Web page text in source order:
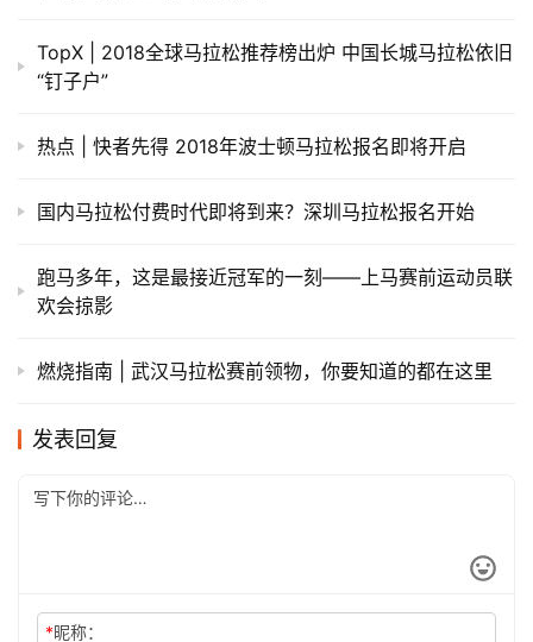
TopX | 2018全球马拉松推荐榜出炉 中国长城马拉松依旧
“钉子户”
热点 | 快者先得 2018年波士顿马拉松报名即将开启
国内马拉松付费时代即将到来？深圳马拉松报名开始
跑马多年，这是最接近冠军的一刻——上马赛前运动员联
欢会掠影
燃烧指南 | 武汉马拉松赛前领物，你要知道的都在这里
发表回复
*昵称：